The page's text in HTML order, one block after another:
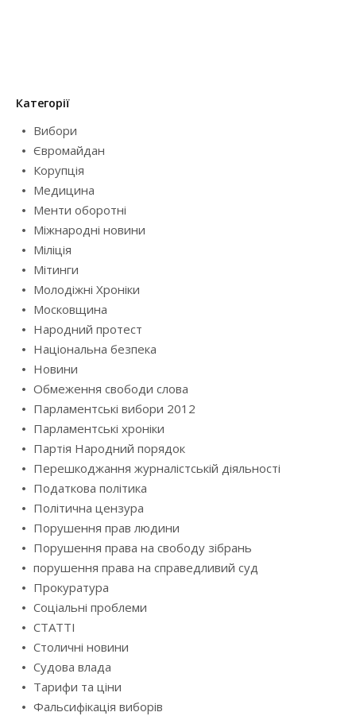
Категорії
Вибори
Євромайдан
Корупція
Медицина
Менти оборотні
Міжнародні новини
Міліція
Мітинги
Молодіжні Хроніки
Московщина
Народний протест
Національна безпека
Новини
Обмеження свободи слова
Парламентські вибори 2012
Парламентські хроніки
Партія Народний порядок
Перешкоджання журналістській діяльності
Податкова політика
Політична цензура
Порушення прав людини
Порушення права на свободу зібрань
порушення права на справедливий суд
Прокуратура
Соціальні проблеми
СТАТТІ
Столичні новини
Судова влада
Тарифи та ціни
Фальсифікація виборів